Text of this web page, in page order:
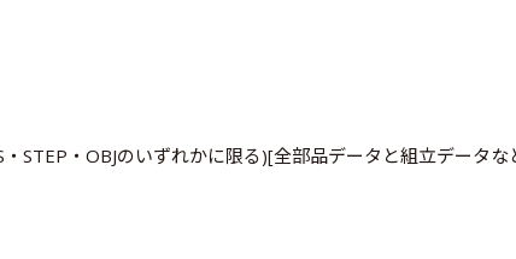
・OBJのいずれかに限る)[全部品データと組立データな